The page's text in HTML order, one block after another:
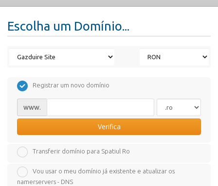
Escolha um Domínio...
Registrar um novo domínio
www.
Verifica
Transferir domínio para Spatiul Ro
Vou usar o meu domínio já existente e atualizar os
namerservers - DNS